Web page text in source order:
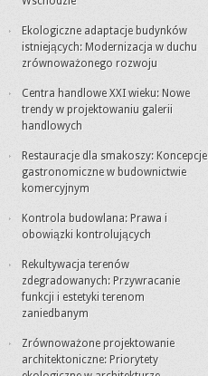
Ekologiczne adaptacje budynków
istniejących: Modernizacja w duchu
zrównoważonego rozwoju
Centra handlowe XXI wieku: Nowe
trendy w projektowaniu galerii
handlowych
Restauracje dla smakoszy: Koncepcje
gastronomiczne w budownictwie
komercyjnym
Kontrola budowlana: Prawa i
obowiązki kontrolujących
Rekultywacja terenów
zdegradowanych: Przywracanie
funkcji i estetyki terenom
zaniedbanym
Zrównoważone projektowanie
architektoniczne: Priorytety